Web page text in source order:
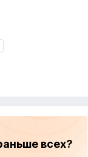
всех?